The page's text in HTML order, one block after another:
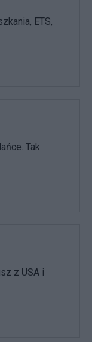
ETS,
Tak
z USA i